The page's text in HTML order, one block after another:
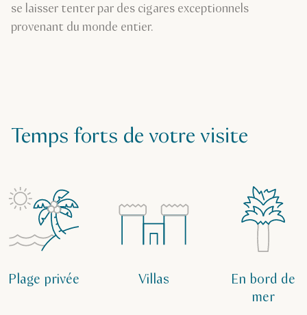
se laisser tenter par des cigares exceptionnels
provenant du monde entier.
Temps forts de votre visite
Plage privée Villas
En bord de
mer